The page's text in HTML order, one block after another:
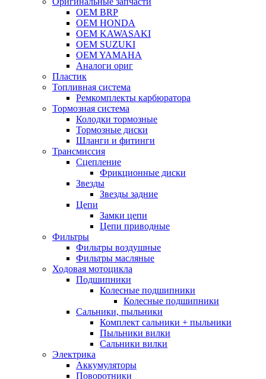
OEM BRP
OEM HONDA
OEM KAWASAKI
OEM SUZUKI
OEM YAMAHA
Аналоги ориг
Пластик
Топливная система
Ремкомплекты карбюратора
Тормозная система
Колодки тормозные
Тормозные диски
Шланги и фитинги
Трансмиссия
Cцепление
Фрикционные диски
Звезды
Звезды задние
Цепи
Замки цепи
Цепи приводные
Фильтры
Фильтры воздушные
Фильтры масляные
Ходовая мотоцикла
Подшипники
Колесные подшипники
Колесные подшипники
Сальники, пыльники
Комплект сальники + пыльники
Пыльники вилки
Сальники вилки
Электрика
Аккумуляторы
Поворотники